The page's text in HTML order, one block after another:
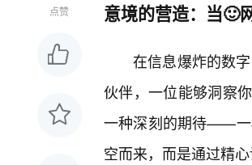
点赞 意境的营造：当🙂
在信息爆炸的数
伙伴，一位能够洞察
一种深刻的期待——一
空而来，而是通过精